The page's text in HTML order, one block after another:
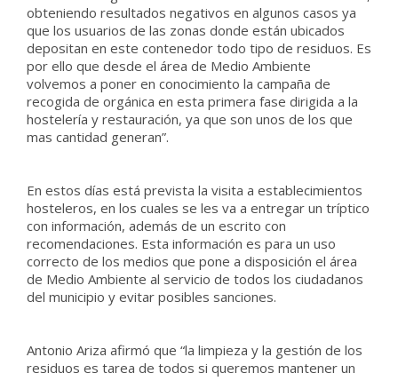
obteniendo resultados negativos en algunos casos ya
que los usuarios de las zonas donde están ubicados
depositan en este contenedor todo tipo de residuos. Es
por ello que desde el área de Medio Ambiente
volvemos a poner en conocimiento la campaña de
recogida de orgánica en esta primera fase dirigida a la
hostelería y restauración, ya que son unos de los que
mas cantidad generan”.
En estos días está prevista la visita a establecimientos
hosteleros, en los cuales se les va a entregar un tríptico
con información, además de un escrito con
recomendaciones. Esta información es para un uso
correcto de los medios que pone a disposición el área
de Medio Ambiente al servicio de todos los ciudadanos
del municipio y evitar posibles sanciones.
Antonio Ariza afirmó que “la limpieza y la gestión de los
residuos es tarea de todos si queremos mantener un